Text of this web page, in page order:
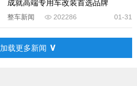
成就高端专用车改装首选品牌
整车新闻 202286 01-31
加载更多新闻 ∨